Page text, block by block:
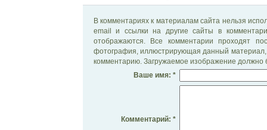
В комментариях к материалам сайта нельзя
email и ссылки на другие сайты в
отображаются. Все комментарии проходят
фотография, иллюстрирующая данный материал,
комментарию. Загружаемое изображение должно
Ваше имя: *
Комментарий: *